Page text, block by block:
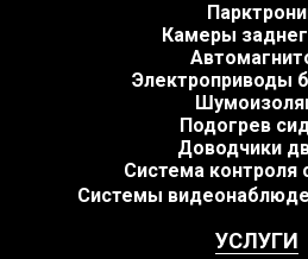
УСЛУГИ
Электроприводы
Система контроля
Системы
Камеры
Подогрев
Доводчики